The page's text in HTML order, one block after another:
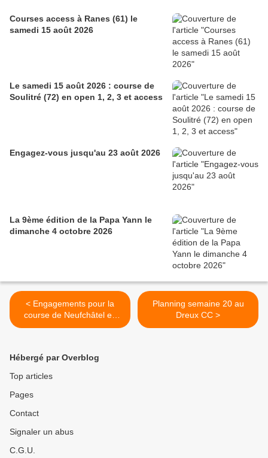
Courses access à Ranes (61) le
samedi 15 août 2026
Le samedi 15 août 2026 : course de
Soulitré (72) en open 1, 2, 3 et access
Engagez-vous jusqu'au 23 août 2026
La 9ème édition de la Papa Yann le
dimanche 4 octobre 2026
< Engagements pour la
course de Neufchâtel en
Saonois (72) ce samedi 22
Planning semaine 20 au
Dreux CC >
Hébergé par Overblog
Top articles
Pages
Contact
Signaler un abus
C.G.U.